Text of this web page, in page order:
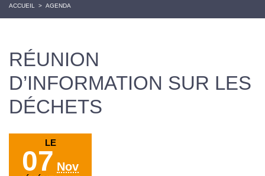
ACCUEIL > AGENDA
RÉUNION
D’INFORMATION SUR LES
DÉCHETS
LE
07 Nov